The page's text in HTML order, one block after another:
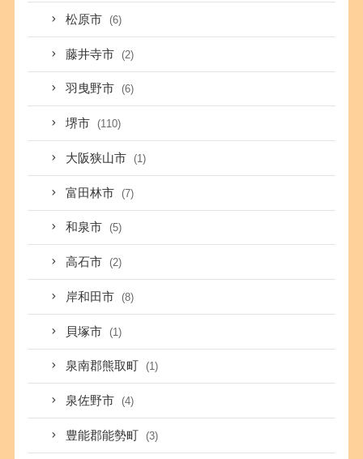
松原市 (6)
藤井寺市 (2)
羽曳野市 (6)
堺市 (110)
大阪狭山市 (1)
富田林市 (7)
和泉市 (5)
高石市 (2)
岸和田市 (8)
貝塚市 (1)
泉南郡熊取町 (1)
泉佐野市 (4)
豊能郡能勢町 (3)